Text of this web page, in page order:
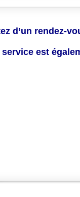
d’un rendez-
service est